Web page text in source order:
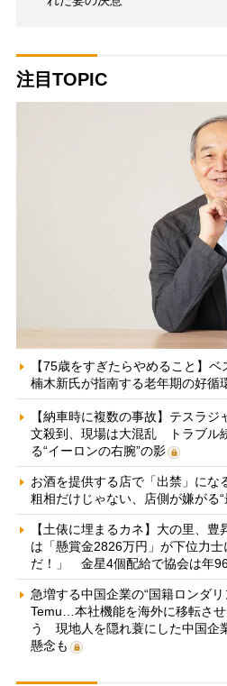
注目TOPIC
【75歳をすぎたらやめること】
楠木新氏が指南する老年期の好循
【納車時に複数の事故】テスラジ
文殺到、現場は大混乱 トラブル
る“イーロンの右腕”の影
お酒を提供する店で「出禁」に
粗相だけじゃない、店側が嫌がる“
【土俵に埋まるカネ】大の里、
は「懸賞金2826万円」が下位力
だ！」 金星4個配給で協会は年
急増する中国企業の“国籍ロンダ
Temu…本社機能を海外に移転さ
う 現地人を隠れ蓑にした中国企
懸念も